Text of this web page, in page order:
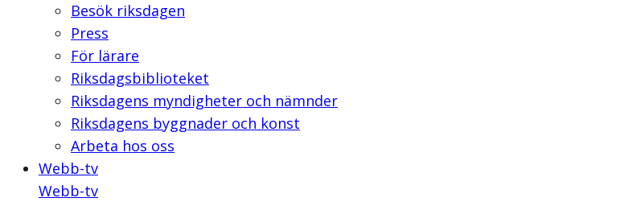
Besök riksdagen
Press
För lärare
Riksdagsbiblioteket
Riksdagens myndigheter och nämnder
Riksdagens byggnader och konst
Arbeta hos oss
Webb-tv
Webb-tv